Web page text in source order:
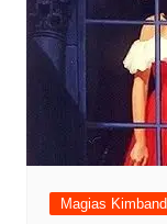
Magias